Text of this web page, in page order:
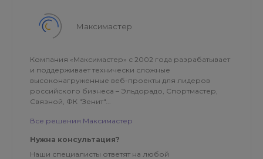
Максимастер
Компания «Максимастер» с 2002 года разрабатывает
и поддерживает технически сложные
высоконагруженные веб-проекты для лидеров
российского бизнеса – Эльдорадо, Спортмастер,
Связной, ФК "Зенит"...
Все решения Максимастер
Нужна консультация?
Наши специалисты ответят на любой